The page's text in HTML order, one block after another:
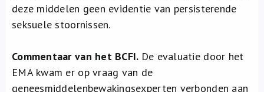
deze middelen geen evidentie van persisterende
seksuele stoornissen.
Commentaar van het BCFI. De evaluatie door het
EMA kwam er op vraag van de
geneesmiddelenbewakingsexperten verbonden aan